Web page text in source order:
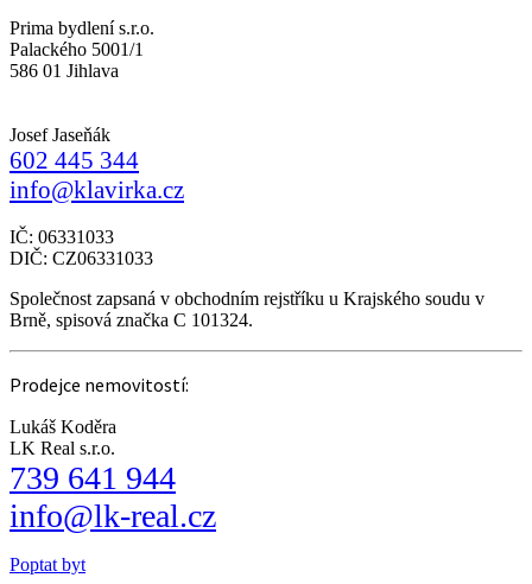
Prima bydlení s.r.o.
Palackého 5001/1
586 01 Jihlava
Josef Jaseňák
602 445 344
info@klavirka.cz
IČ: 06331033
DIČ: CZ06331033
Společnost zapsaná v obchodním rejstříku u Krajského soudu v
Brně, spisová značka C 101324.
Prodejce nemovitostí:
Lukáš Koděra
LK Real s.r.o.
739 641 944
info@lk-real.cz
Poptat byt